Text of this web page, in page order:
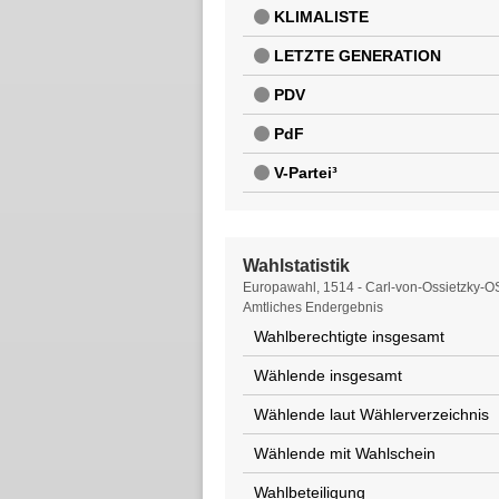
KLIMALISTE
LETZTE GENERATION
PDV
PdF
V-Partei³
Wahlstatistik
Wahlstatistik
Europawahl, 1514 - Carl-von-Ossietzky-
Amtliches Endergebnis
Wahlberechtigte insgesamt
Wählende insgesamt
Wählende laut Wählerverzeichnis
Wählende mit Wahlschein
Wahlbeteiligung